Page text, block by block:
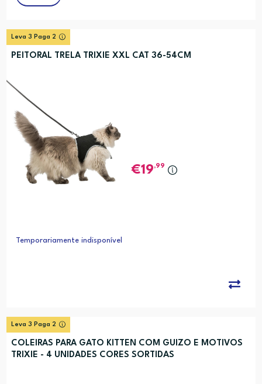
Leva 3 Paga 2
PEITORAL TRELA TRIXIE XXL CAT 36-54CM
19,99
Temporariamente indisponível
Leva 3 Paga 2
COLEIRAS PARA GATO KITTEN COM GUIZO E MOTIVOS
TRIXIE - 4 UNIDADES CORES SORTIDAS